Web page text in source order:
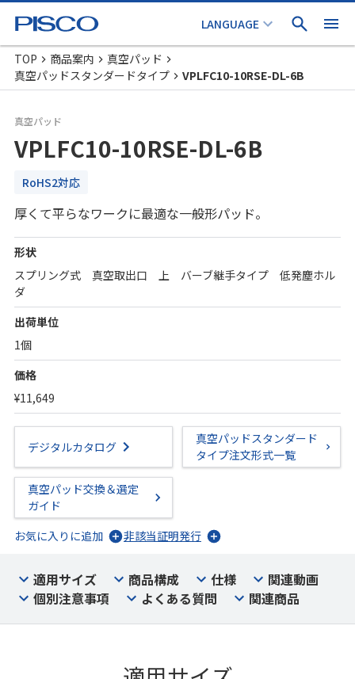
TOP 商品案内
真空パッド
真空パッドスタンダードタイプ
VPLFC10-10RSE-DL-6B
真空パッド
VPLFC10-10RSE-DL-6B
RoHS2対応
厚くて平らなワークに最適な一般形パッド。
形状
スプリング式 真空取出口 上 バーブ継手タイプ 低発塵ホル
ダ
出荷単位
1個
価格
¥11,649
デジタルカタログ
真空パッドスタンダード
タイプ注文形式一覧
真空パッド交換＆選定
ガイド
お気に入りに追加
非該当証明発行
適用サイズ 商品構成 仕様
関連動画
個別注意事項
よくある質問 関連商品